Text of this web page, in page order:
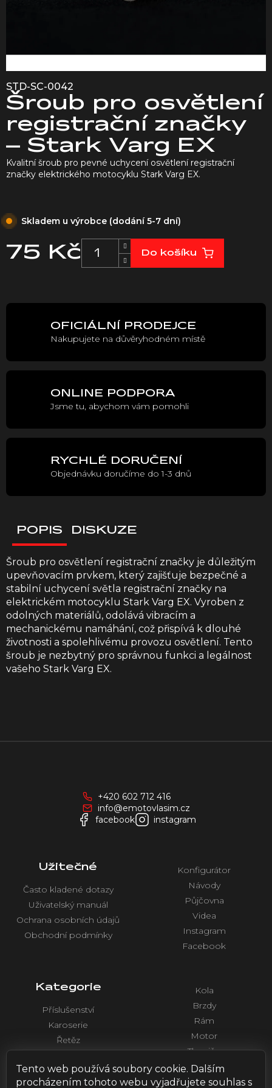
Tento web používá soubory cookie. Dalším
procházením tohoto webu vyjadřujete souhlas s
STD-SC-0042
Šroub pro osvětlení
registrační značky
– Stark Varg EX
75 Kč
cena:
Skladem u výrobce (dodání 5-7 dní)
Do košíku
Kvalitní šroub pro pevné uchycení osvětlení registrační
značky elektrického motocyklu Stark Varg EX.
OFICIÁLNÍ PRODEJCE
Nakupujete na důvěryhodném místě
ONLINE PODPORA
Jsme tu, abychom vám pomohli
RYCHLÉ DORUČENÍ
Objednávku doručíme do 1-3 dnů
POPIS DISKUZE
Šroub pro osvětlení registrační značky je důležitým
upevňovacím prvkem, který zajišťuje bezpečné a
stabilní uchycení světla registrační značky na
elektrickém motocyklu Stark Varg EX. Vyroben z
odolných materiálů, odolává vibracím a
mechanickému namáhání, což přispívá k dlouhé
životnosti a spolehlivému provozu osvětlení. Tento
šroub je nezbytný pro správnou funkci a legálnost
vašeho Stark Varg EX.
+420 602 712 416
info@emotovlasim.cz
facebook
instagram
Užitečné
Často kladené dotazy
Uživatelský manuál
Ochrana osobních údajů
Obchodní podmínky
Konfigurátor
Návody
Půjčovna
Videa
Instagram
Facebook
Kategorie
Příslušenství
Karoserie
Řetěz
Elektronika
Kola
Brzdy
Rám
Motor
Tlumiče
Řídítka a ovládaní